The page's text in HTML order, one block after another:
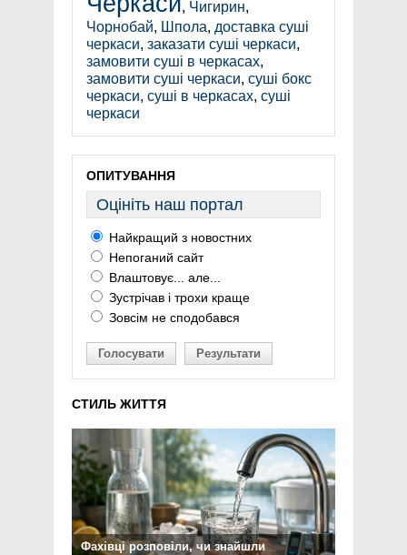
, Чигирин,
Чорнобай, Шпола, доставка суші
черкаси, заказати суші черкаси,
замовити суші в черкасах,
замовити суші черкаси, суші бокс
черкаси, суші в черкасах, суші
черкаси
ОПИТУВАННЯ
Оцініть наш портал
Найкращий з новостних
Непоганий сайт
Влаштовує... але...
Зустрічав і трохи краще
Зовсім не сподобався
Голосувати Результати
СТИЛЬ ЖИТТЯ
Фахівці розповіли, чи знайшли